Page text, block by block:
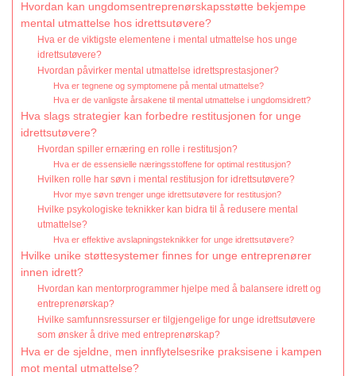
Hvordan kan ungdomsentreprenørskapsstøtte bekjempe
mental utmattelse hos idrettsutøvere?
Hva er de viktigste elementene i mental utmattelse hos unge
idrettsutøvere?
Hvordan påvirker mental utmattelse idrettsprestasjoner?
Hva er tegnene og symptomene på mental utmattelse?
Hva er de vanligste årsakene til mental utmattelse i ungdomsidrett?
Hva slags strategier kan forbedre restitusjonen for unge
idrettsutøvere?
Hvordan spiller ernæring en rolle i restitusjon?
Hva er de essensielle næringsstoffene for optimal restitusjon?
Hvilken rolle har søvn i mental restitusjon for idrettsutøvere?
Hvor mye søvn trenger unge idrettsutøvere for restitusjon?
Hvilke psykologiske teknikker kan bidra til å redusere mental
utmattelse?
Hva er effektive avslapningsteknikker for unge idrettsutøvere?
Hvilke unike støttesystemer finnes for unge entreprenører
innen idrett?
Hvordan kan mentorprogrammer hjelpe med å balansere idrett og
entreprenørskap?
Hvilke samfunnsressurser er tilgjengelige for unge idrettsutøvere
som ønsker å drive med entreprenørskap?
Hva er de sjeldne, men innflytelsesrike praksisene i kampen
mot mental utmattelse?